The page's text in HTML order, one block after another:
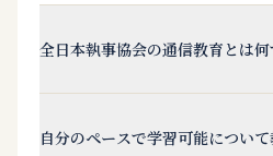
全日本執事協会の通信教育とは何
自分のペースで学習可能について